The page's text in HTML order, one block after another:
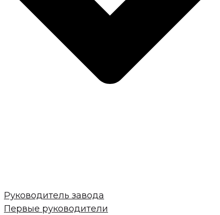
Руководитель завода
Первые руководители